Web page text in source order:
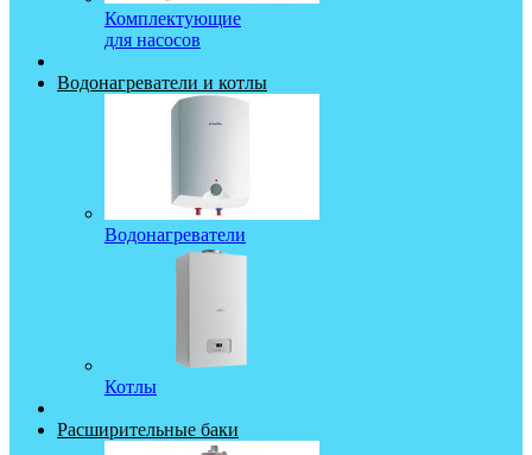
Комплектующие
для насосов
Водонагреватели и котлы
Водонагреватели
Котлы
Расширительные баки